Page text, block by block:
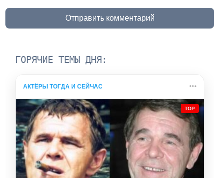
Отправить комментарий
ГОРЯЧИЕ ТЕМЫ ДНЯ:
АКТЁРЫ ТОГДА И СЕЙЧАС
TOP